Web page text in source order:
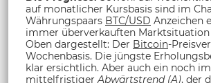
auf monatlicher Kursbasis sind im
Währungspaars BTC/USD Anzeichen
immer überverkauften Marktsituation
Oben dargestellt: Der Bitcoin-
Wochenbasis. Die jüngste
klar ersichtlich. Aber auch ein noch
mittelfristigerAbwärtstrend (A), der